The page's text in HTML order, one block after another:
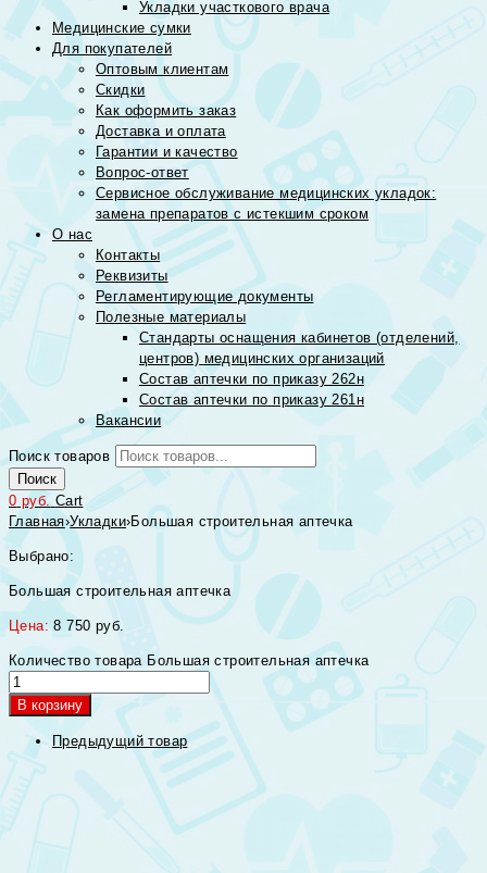
Укладки участкового врача
Медицинские сумки
Для покупателей
Оптовым клиентам
Скидки
Как оформить заказ
Доставка и оплата
Гарантии и качество
Вопрос-ответ
Сервисное обслуживание медицинских укладок:
замена препаратов с истекшим сроком
О нас
Контакты
Реквизиты
Регламентирующие документы
Полезные материалы
Стандарты оснащения кабинетов (отделений,
центров) медицинских организаций
Состав аптечки по приказу 262н
Состав аптечки по приказу 261н
Вакансии
Поиск товаров
Поиск
0 руб. Cart
Главная›Укладки›Большая строительная аптечка
Выбрано:
Большая строительная аптечка
Цена:8 750 руб.
Количество товара Большая строительная аптечка
В корзину
Предыдущий товар